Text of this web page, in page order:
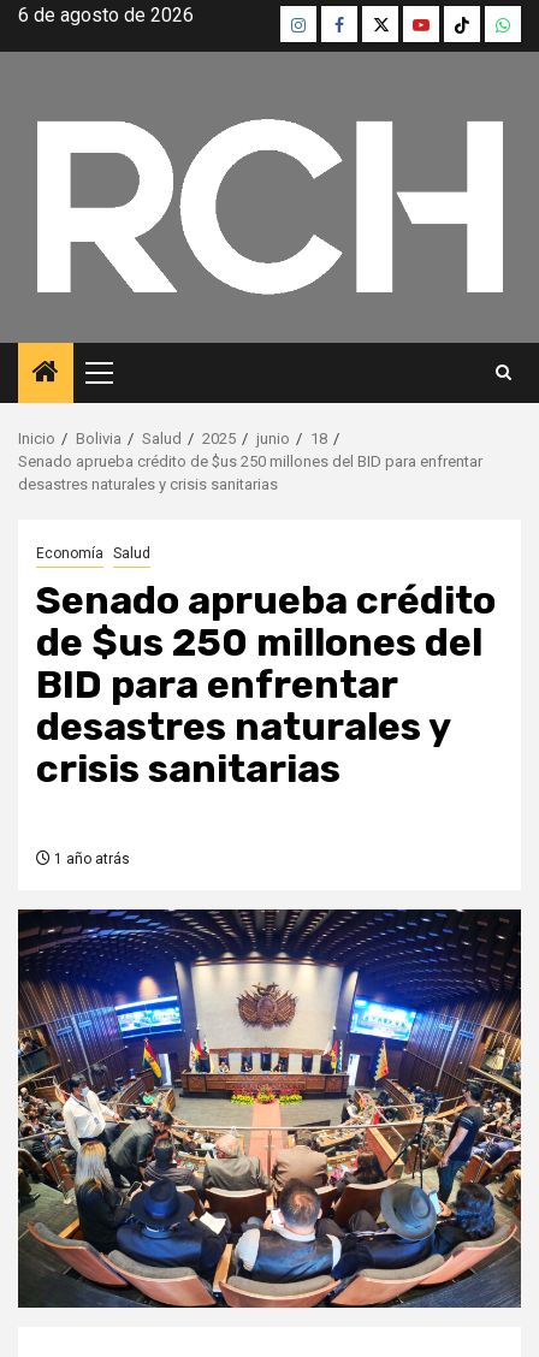
Saltar
6 de agosto de 2026 InstagramFacebook
TwitterYoutubeTikTok
Menú
principal
Inicio Bolivia Salud 2025 junio
18
Senado aprueba crédito de $us 250 millones del BID para enfrentar
desastres naturales y crisis sanitarias
Economía Salud
Senado aprueba crédito
de $us 250 millones del
BID para enfrentar
desastres naturales y
crisis sanitarias
1 año atrás